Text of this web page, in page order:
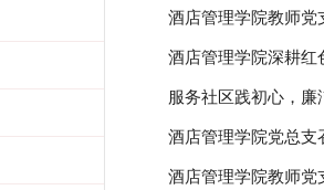
酒店管理学院教师党
酒店管理学院深耕红
服务社区践初心，廉
酒店管理学院党总支
酒店管理学院教师党